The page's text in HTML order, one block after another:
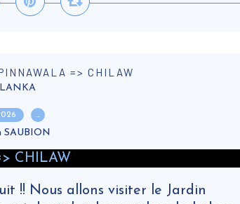
=> CHILAW
…
SAUBION
!! Nous allons visiter le Jardin